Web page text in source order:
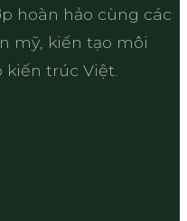
hoàn hảo cùng các
mỹ, kiến tạo môi
trúc Việt.